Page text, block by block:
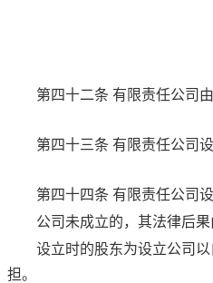
第四十二条 有限责任公司
第四十三条 有限责任公司
第四十四条 有限责任公司
公司未成立的，其法律后
设立时的股东为设立公司
担。